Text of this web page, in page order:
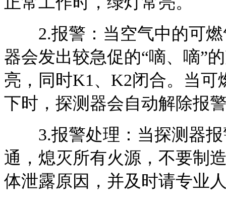
2.报警：当空气中的可燃
器会发出较急促的“嘀、嘀”
亮，同时K1、K2闭合。当
下时，探测器会自动解除报
3.报警处理：当探测器报
通，熄灭所有火源，不要制
体泄露原因，并及时请专业